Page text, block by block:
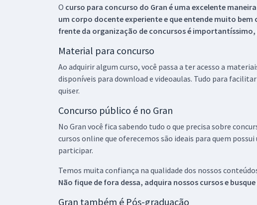
O curso para concurso do Gran é uma excelente
um corpo docente experiente e que entende muito
frente da organização de concursos é
Material para concurso
Ao adquirir algum curso, você passa a ter acesso a
disponíveis para download e videoaulas. Tudo para
quiser.
Concurso público é no Gran
No Gran você fica sabendo tudo o que precisa sobre
cursos online que oferecemos são ideais para quem
participar.
Temos muita confiança na qualidade dos nossos
Não fique de fora dessa, adquira nossos cursos e
Gran também é Pós-graduação